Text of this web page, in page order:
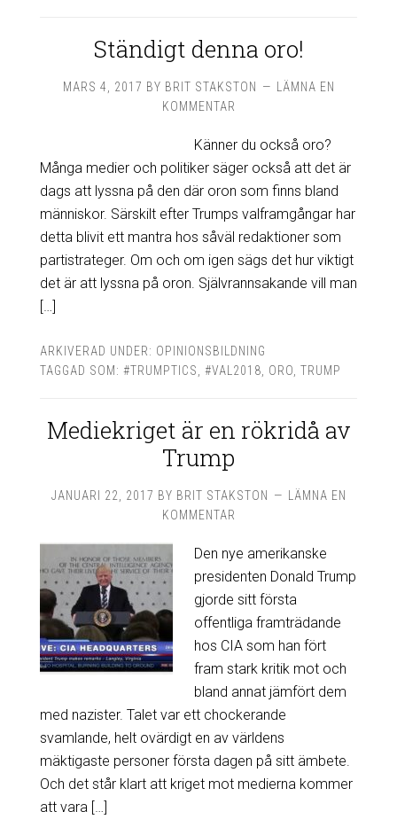
Ständigt denna oro!
MARS 4, 2017 BY BRIT STAKSTON
LÄMNA EN
KOMMENTAR
Känner du också oro?
Många medier och politiker säger också att det är
dags att lyssna på den där oron som finns bland
människor. Särskilt efter Trumps valframgångar har
detta blivit ett mantra hos såväl redaktioner som
partistrateger. Om och om igen sägs det hur viktigt
det är att lyssna på oron. Självrannsakande vill man
[…]
ARKIVERAD UNDER: OPINIONSBILDNING
TAGGAD SOM: #TRUMPTICS #VAL2018 ORO TRUMP
Mediekriget är en rökridå av
Trump
JANUARI 22, 2017 BY BRIT STAKSTON
LÄMNA EN
KOMMENTAR
Den nye amerikanske
presidenten Donald Trump
gjorde sitt första
offentliga framträdande
hos CIA som han fört
fram stark kritik mot och
bland annat jämfört dem
med nazister. Talet var ett chockerande
svamlande, helt ovärdigt en av världens
mäktigaste personer första dagen på sitt ämbete.
Och det står klart att kriget mot medierna kommer
att vara […]